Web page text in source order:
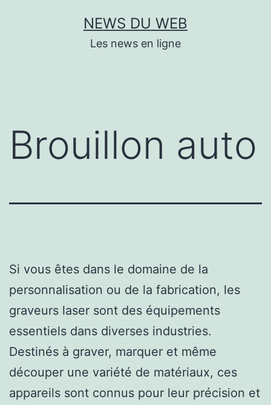
NEWS DU WEB
Les news en ligne
Brouillon auto
Si vous êtes dans le domaine de la
personnalisation ou de la fabrication, les
graveurs laser sont des équipements
essentiels dans diverses industries.
Destinés à graver, marquer et même
découper une variété de matériaux, ces
appareils sont connus pour leur précision et